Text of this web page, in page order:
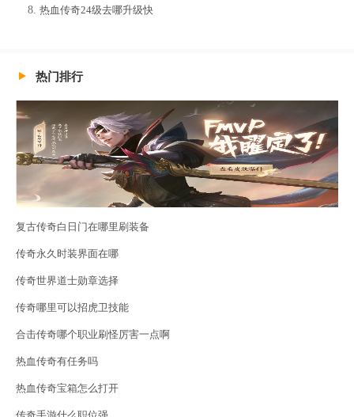
热血传奇24级去哪升级快
热门排行
复古传奇白日门在哪里刷装备
传奇永久时装界面在哪
传奇世界道士勋章选择
传奇哪里可以招虎卫技能
合击传奇哪个职业刷怪厉害一点啊
热血传奇有任务吗
热血传奇宝箱怎么打开